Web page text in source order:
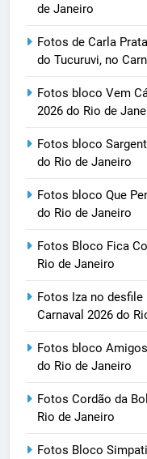
de Janeiro
Fotos de Carla
do Tucuruvi, no
Fotos bloco Vem
2026 do Rio de
Fotos bloco
do Rio de Janeiro
Fotos bloco Que
do Rio de Janeiro
Fotos Bloco Fica
Rio de Janeiro
Fotos Iza no
Carnaval 2026 do
Fotos bloco
do Rio de Janeiro
Fotos Cordão da
Rio de Janeiro
Fotos Bloco